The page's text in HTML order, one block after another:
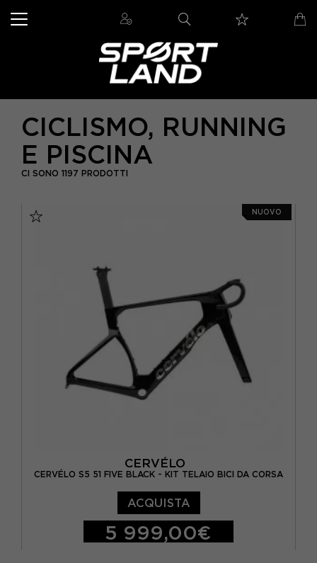
CICLISMO, RUNNING
E PISCINA
CI SONO 1197 PRODOTTI
NUOVO
CERVÉLO
CERVÉLO S5 51 FIVE BLACK - KIT TELAIO BICI DA CORSA
ACQUISTA
5 999,00€